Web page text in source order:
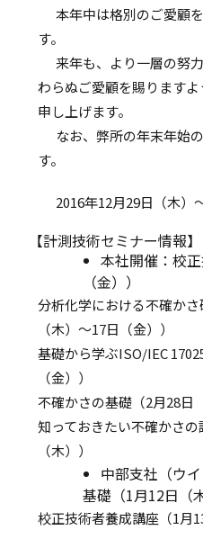
本年中は格別のご愛顧
す。
来年も、より一層の努
わらぬご愛顧を賜ります
申し上げます。
なお、弊所の年末年始
す。
2016年12月29日（木）
【計測技術セミナー情報】
本社開催：校
（金））
分析化学における不確か
（木）～17日（金））
基礎から学ぶISO/IEC
（金））
不確かさの基礎（2月28日
知っておきたい不確かさ
（木））
中部支社（ウ
基礎（1月12日（
校正技術者養成講座（1月